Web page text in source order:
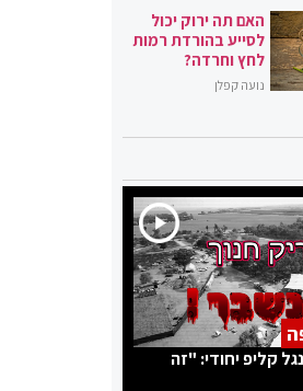
האם תה ירוק יכול
לסייע בהורדת רמות
לחץ וחרדה?
נועה קפלן
קליפ יחודי: "זה